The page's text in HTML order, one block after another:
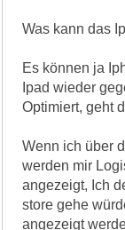
Was kann das
Es können ja
Ipad wieder
Optimiert, geht
Wenn ich über
werden mir
angezeigt, Ich
store gehe
angezeigt